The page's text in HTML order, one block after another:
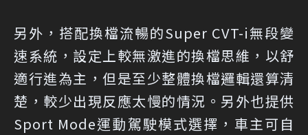
另外，搭配換檔流暢的Super CVT-i無段變
速系統，設定上較無激進的換檔思維，以舒
適行進為主，但是至少整體換檔邏輯還算清
楚，較少出現反應太慢的情況。另外也提供
Sport Mode運動駕駛模式選擇，車主可自